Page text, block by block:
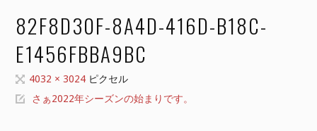
82F8D30F-8A4D-416D-B18C-
E1456FBBA9BC
フ
ル
4032 × 3024 ピクセル
さぁ2022年シーズンの始まりです。